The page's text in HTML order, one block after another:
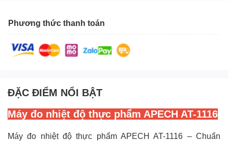
Phương thức thanh toán
ĐẶC ĐIỂM NỔI BẬT
Máy đo nhiệt độ thực phẩm APECH AT-1116
Máy đo nhiệt độ thực phẩm APECH AT-1116 – Chuẩn